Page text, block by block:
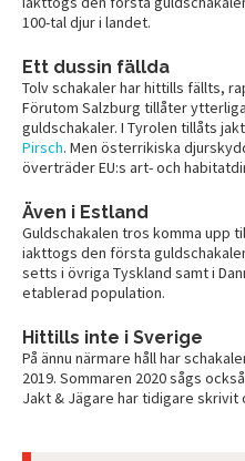
100-tal djur i landet.
Ett dussin fällda
Tolv schakaler har hittills fällts,
Förutom Salzburg tillåter
guldschakaler. I Tyrolen tillåts
Pirsch. Men österrikiska
överträder EU:s art- och
Även i Estland
Guldschakalen tros komma upp
iakttogs den första
setts i övriga Tyskland samt i
etablerad population.
Hittills inte i Sverige
På ännu närmare håll har
2019. Sommaren 2020 sågs
Jakt & Jägare har tidigare skrivit